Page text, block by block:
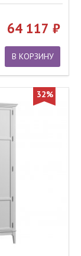
64 117
В КОРЗИНУ
32%